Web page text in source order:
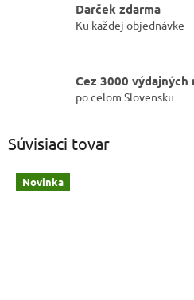
Darček zdarma
Ku každej objednávke
Cez 3000 výdajných
po celom Slovensku
Súvisiaci tovar
Novinka